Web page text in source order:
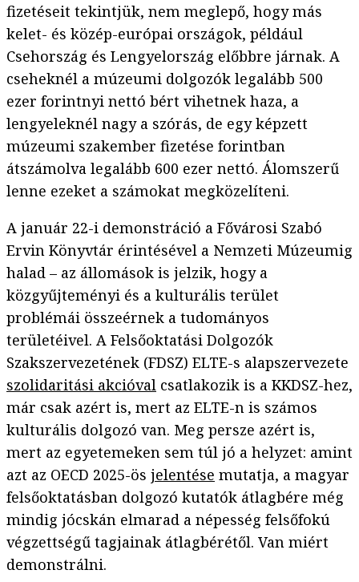
fizetéseit tekintjük, nem meglepő, hogy más
kelet- és közép-európai országok, például
Csehország és Lengyelország előbbre járnak. A
cseheknél a múzeumi dolgozók legalább 500
ezer forintnyi nettó bért vihetnek haza, a
lengyeleknél nagy a szórás, de egy képzett
múzeumi szakember fizetése forintban
átszámolva legalább 600 ezer nettó. Álomszerű
lenne ezeket a számokat megközelíteni.
A január 22-i demonstráció a Fővárosi Szabó
Ervin Könyvtár érintésével a Nemzeti Múzeumig
halad – az állomások is jelzik, hogy a
közgyűjteményi és a kulturális terület
problémái összeérnek a tudományos
területéivel. A Felsőoktatási Dolgozók
Szakszervezetének (FDSZ) ELTE-s alapszervezete
szolidaritási akcióval csatlakozik is a KKDSZ-hez,
már csak azért is, mert az ELTE-n is számos
kulturális dolgozó van. Meg persze azért is,
mert az egyetemeken sem túl jó a helyzet: amint
azt az OECD 2025-ös jelentése mutatja, a magyar
felsőoktatásban dolgozó kutatók átlagbére még
mindig jócskán elmarad a népesség felsőfokú
végzettségű tagjainak átlagbérétől. Van miért
demonstrálni.